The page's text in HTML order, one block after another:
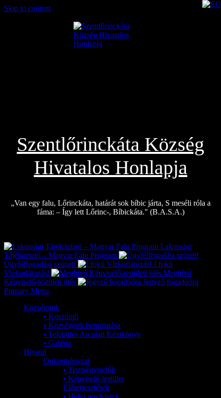
Skip to content
Szentlőrinckáta Község
Hivatalos Honlapja
„Van egy falu, Lőrinckáta, határát sok bíbic járta, S meséli róla a
fáma: – Így lett Lőrinc-, Bíbickáta." (B.A.S.A.)
Lakossági
Tájékoztató – Magyar Falu Program
Ügyfélfogadási szünet!
I.fokú
Vízkorlátozás!
Meghívó
Képviselő-testületi ülés
Jegyző fogadóóra
Primary Menu
Községünk
• Köszöntő
• Községünk bemutatása
• Település Arculati Kézikönyv
• Galéria
Hivatal
Önkormányzat
• Tisztségviselők
• Képviselő-testület
Előterjesztések
• Helyi rendeletek